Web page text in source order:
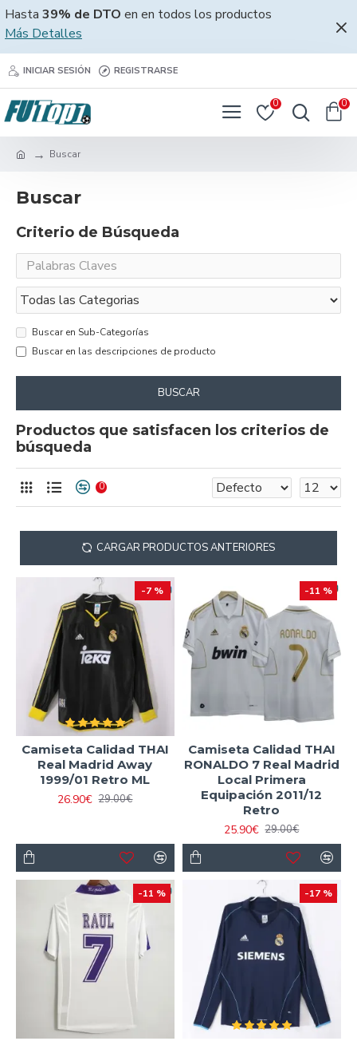
Hasta 39% de DTO en en todos los productos
Más Detalles
INICIAR SESIÓN REGISTRARSE
0 0
Buscar
Buscar
Criterio de Búsqueda
Buscar en Sub-Categorías
Buscar en las descripciones de producto
BUSCAR
Productos que satisfacen los criterios de
búsqueda
0
CARGAR PRODUCTOS ANTERIORES
-7 %
Camiseta Calidad THAI
Real Madrid Away
1999/01 Retro ML
26.90€ 29.00€
-11 %
Camiseta Calidad THAI
RONALDO 7 Real Madrid
Local Primera
Equipación 2011/12
Retro
25.90€ 29.00€
-11 % -17 %